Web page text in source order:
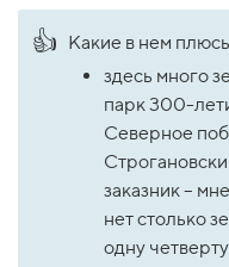
👍 Какие в нем
здесь много
парк 300-
Северное
заказник –
нет столько
одну